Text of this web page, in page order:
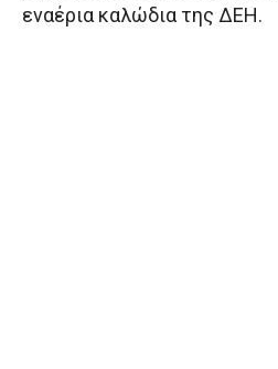
εναέρια καλώδια της ΔΕΗ.